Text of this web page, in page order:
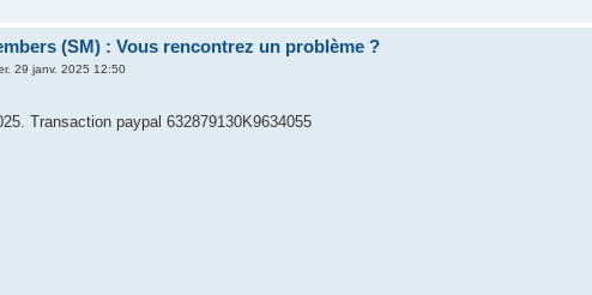
(SM) : Vous rencontrez un problème ?
29 janv. 2025 12:50
Transaction paypal 632879130K9634055